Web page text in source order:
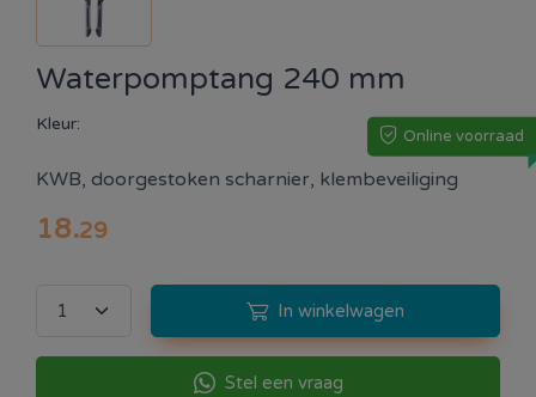
Waterpomptang 240 mm
Kleur:
Online voorraad
KWB, doorgestoken scharnier, klembeveiliging
18.29
In winkelwagen
Stel een vraag